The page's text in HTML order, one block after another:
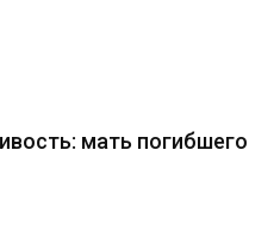
мать погибшего